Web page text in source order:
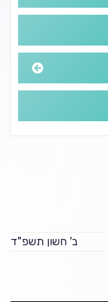
ב' חשון תשפ"ד